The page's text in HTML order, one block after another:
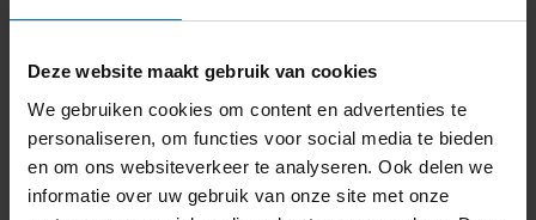
Deze website maakt gebruik van cookies
We gebruiken cookies om content en advertenties te
personaliseren, om functies voor social media te bieden
en om ons websiteverkeer te analyseren. Ook delen we
informatie over uw gebruik van onze site met onze
Laatst bekeken